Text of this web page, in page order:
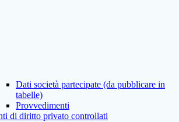
Dati società partecipate (da pubblicare in
tabelle)
Provvedimenti
di diritto privato controllati